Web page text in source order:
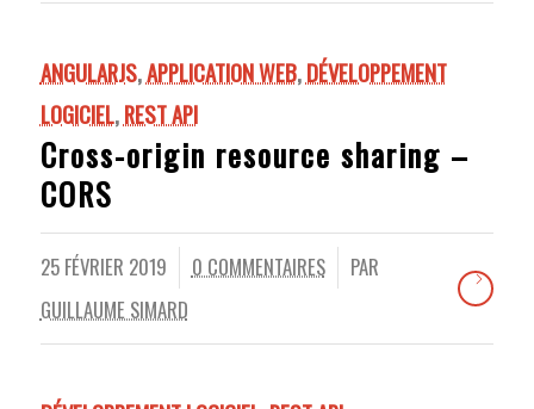
ANGULARJS,APPLICATION WEB,DÉVELOPPEMENT
LOGICIEL,REST API
Cross-origin resource sharing –
CORS
25 FÉVRIER 2019 0 COMMENTAIRES
/
PAR
GUILLAUME SIMARD